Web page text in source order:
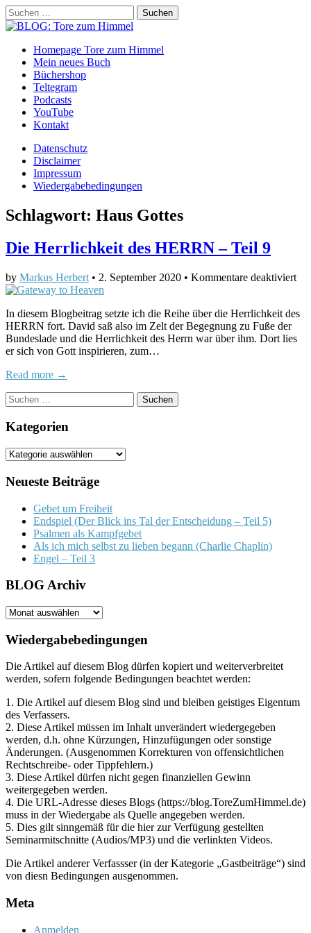
Suchen
nach:
Main
menu
Skip
content
Homepage Tore zum Himmel
Mein neues Buch
Büchershop
Teltegram
Podcasts
YouTube
Kontakt
Sub
menu
Datenschutz
Disclaimer
Impressum
Wiedergabebedingungen
Schlagwort: Haus Gottes
Die Herrlichkeit des HERRN – Teil 9
by Markus Herbert • 2. September 2020 • Kommentare deaktiviertfür
des
–
In diesem Blogbeitrag setzte ich die Reihe über die Herrlichkeit des
HERRN fort. David saß also im Zelt der Begegnung zu Fuße der
Bundeslade und die Herrlichkeit des Herrn war über ihm. Dort lies
er sich von Gott inspirieren, zum…
Read more →
Suchen
nach:
Kategorien
Kategorien
Neueste Beiträge
Gebet um Freiheit
Endspiel (Der Blick ins Tal der Entscheidung – Teil 5)
Psalmen als Kampfgebet
Als ich mich selbst zu lieben begann (Charlie Chaplin)
Engel – Teil 3
BLOG Archiv
BLOG
Wiedergabebedingungen
Die Artikel auf diesem Blog dürfen kopiert und weiterverbreitet
werden, sofern folgende Bedingungen beachtet werden:
1. Die Artikel auf diesem Blog sind und bleiben geistiges Eigentum
des Verfassers.
2. Diese Artikel müssen im Inhalt unverändert wiedergegeben
werden, d.h. ohne Kürzungen, Hinzufügungen oder sonstige
Änderungen. (Ausgenommen Korrekturen von offensichtlichen
Rechtschreibe- oder Tippfehlern.)
3. Diese Artikel dürfen nicht gegen finanziellen Gewinn
weitergegeben werden.
4. Die URL-Adresse dieses Blogs (https://blog.ToreZumHimmel.de)
muss in der Wiedergabe als Quelle angegeben werden.
5. Dies gilt sinngemäß für die hier zur Verfügung gestellten
Seminarmitschnitte (Audios/MP3) und die verlinkten Videos.
Die Artikel anderer Verfassser (in der Kategorie „Gastbeiträge“) sind
von diesn Bedingungen ausgenommen.
Meta
Anmelden